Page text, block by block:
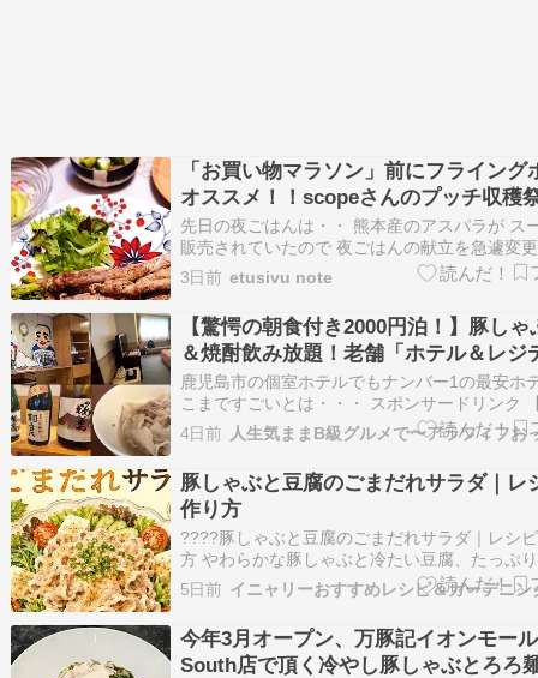
「お買い物マラソン」前にフライング
オススメ！！scopeさんのプッチ収穫
数わずかですよー。
先日の夜ごはんは・・ 熊本産のアスパラが ス
販売されていたので 夜ごはんの献立を急遽変
しゃぶ用のロース肉を巻いて作った一品。 （
家にあると思って買ってなかった 笑） カット
が食べやすいのですが センターピースに 25㎝
ルプレートを使いたか…
3日前 etusivu note
【驚愕の朝食付き2000円泊！】豚しゃ
＆焼酎飲み放題！老舗「ホテル＆レジ
南州館」のサービスがバグレベルす
ノベ済ルームにベッドは高級サータ社
島天文館ホテル Kagoshima
鹿児島市の個室ホテルでもナンバー1の最安ホ
こまですごいとは・・・ スポンサードリンク
の評価？鹿児島ホテル】6000円宿泊なのに
スの贅沢な夕食！「ホテル吹上荘」この市街
でかけ流し温泉！と朝食付 HOTEL＆
館 住所：鹿…
4日前
豚しゃぶと豆腐のごまだれサラダ｜レ
作り方
????豚しゃぶと豆腐のごまだれサラダ｜レシ
方 やわらかな豚しゃぶと冷たい豆腐、たっぷ
を、香ばしいごまだれでいただくボリュームサ
ャ????✨火を使うのは豚肉をゆでるときだけ
の主菜にもなる、さっぱりした一皿ニャン。
人分豚しゃぶ用肉……2…
5日前 イニャリーおすすめレシピ＆ガーデニン
今年3月オープン、万豚記イオンモー
South店で頂く冷やし豚しゃぶとろろ